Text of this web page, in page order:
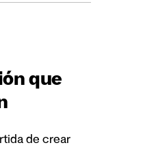
que
de crear